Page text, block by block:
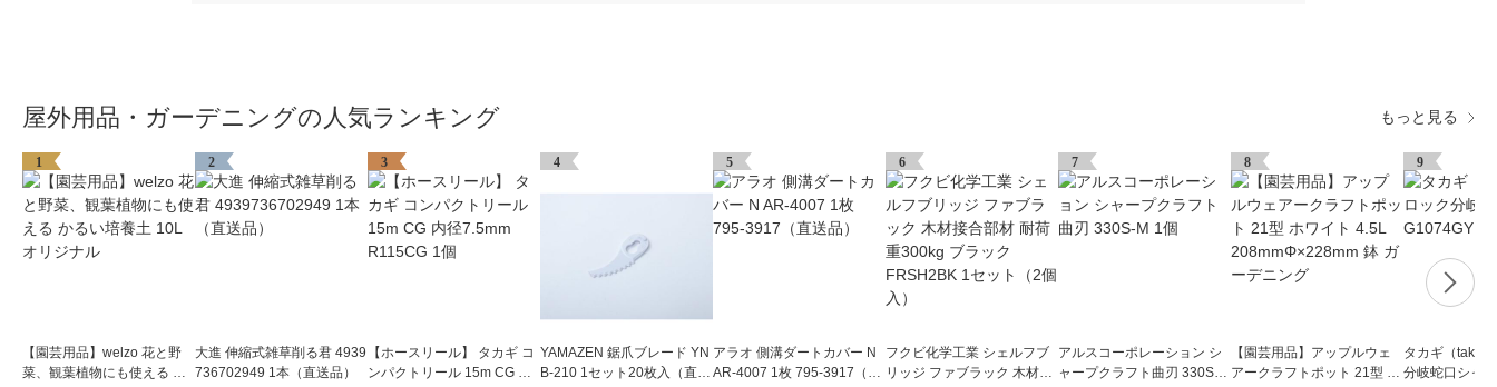
屋外用品・ガーデニングの人気ランキング もっと見る
1
【園芸用品】welzo 花と野
菜、観葉植物にも使える か
2
大進 伸縮式雑草削る君 4939
736702949 1本（直送品）
3
【ホースリール】 タカギ コ
ンパクトリール 15m CG 内
4
YAMAZEN 鋸爪ブレード YN
B-210 1セット20枚入（直送
5
アラオ 側溝ダートカバー N
AR-4007 1枚 795-3917（直
6
フクビ化学工業 シェルフブ
リッジ ファブラック 木材接
7
アルスコーポレーション シ
ャープクラフト曲刃 330S-M
8
【園芸用品】アップルウェ
アークラフトポット 21型 ホ
9
タカギ（
分岐蛇口シャ